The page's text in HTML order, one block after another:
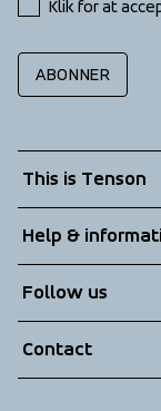
Klik for at
ABONNER
This is Tenson
Sustainability
Technologies
Help &
Terms & Conditions
Returns
Follow us
Contact